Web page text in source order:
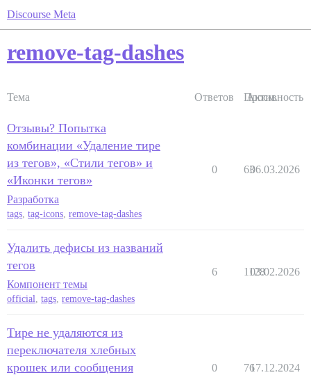
Discourse Meta
remove-tag-dashes
Тема Ответов Просм.
Активность
Отзывы? Попытка
комбинации «Удаление тире
из тегов», «Стили тегов» и
«Иконки тегов»
Разработка
tags, tag-icons, remove-tag-dashes
0 6306.03.2026
Удалить дефисы из названий
тегов
Компонент темы
official, tags, remove-tag-dashes
6 1128
03.02.2026
Тире не удаляются из
переключателя хлебных
крошек или сообщения
0 7617.12.2024